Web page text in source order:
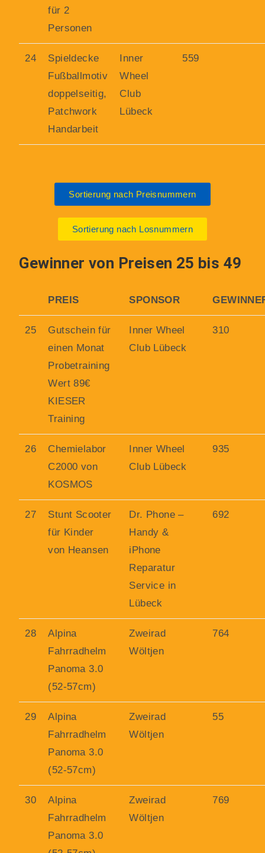
für 2
Personen
24
Spieldecke
Fußballmotiv
doppelseitig,
Patchwork
Handarbeit
Inner
Wheel
Club
Lübeck
559
Sortierung nach Preisnummern
Sortierung nach Losnummern
Gewinner von Preisen 25 bis 49
PREIS SPONSOR
25
Gutschein für
einen Monat
Probetraining
Wert 89€
KIESER
Training
Inner Wheel
Club Lübeck
310
26
Chemielabor
C2000 von
KOSMOS
Inner Wheel
Club Lübeck
935
27
Stunt Scooter
für Kinder
von Heansen
Dr. Phone –
Handy &
iPhone
Reparatur
Service in
Lübeck
692
28
Alpina
Fahrradhelm
Panoma 3.0
(52-57cm)
Zweirad
Wöltjen
764
29
Alpina
Fahrradhelm
Panoma 3.0
(52-57cm)
Zweirad
Wöltjen
55
30
Alpina
Fahrradhelm
Panoma 3.0
Zweirad
Wöltjen
769